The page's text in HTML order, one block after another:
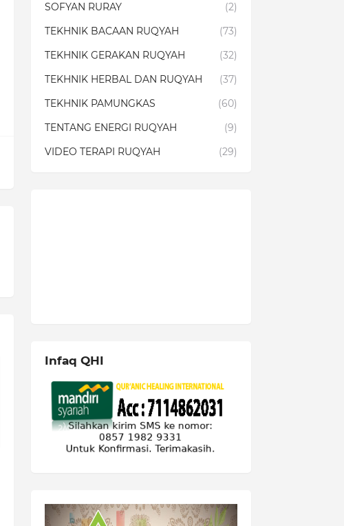
SOFYAN RURAY
(2)
TEKHNIK BACAAN RUQYAH
(73)
TEKHNIK GERAKAN RUQYAH
(32)
TEKHNIK HERBAL DAN RUQYAH
(37)
TEKHNIK PAMUNGKAS
(60)
TENTANG ENERGI RUQYAH
(9)
VIDEO TERAPI RUQYAH
(29)
Infaq QHI